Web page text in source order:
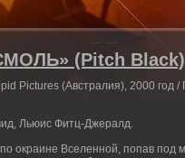
(Pitch Black)
Pictures (Австралия), 2000 год /
Льюис Фитц-Джералд.
окраине Вселенной, попав под